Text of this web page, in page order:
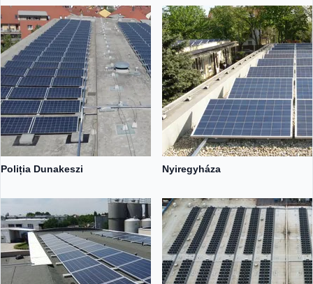
Poliția Dunakeszi Nyiregyháza